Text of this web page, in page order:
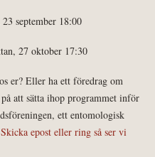
september 18:00
27 oktober 17:30
er? Eller ha ett föredrag om
att sätta ihop programmet inför
ett entomologisk
Skicka epost eller ring så ser vi